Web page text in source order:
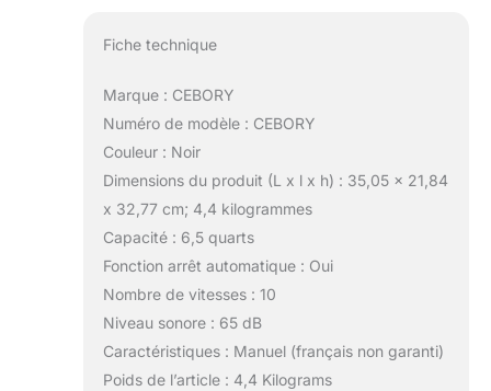
Fiche technique
Marque : CEBORY
Numéro de modèle : CEBORY
Couleur : Noir
Dimensions du produit (L x l x h) : 35,05 x 21,84
x 32,77 cm; 4,4 kilogrammes
Capacité : 6,5 quarts
Fonction arrêt automatique : Oui
Nombre de vitesses : 10
Niveau sonore : 65 dB
Caractéristiques : Manuel (français non garanti)
Poids de l’article : 4,4 Kilograms